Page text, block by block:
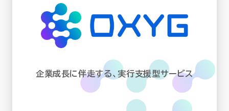
企業成長に伴走する、実行支援型サービス